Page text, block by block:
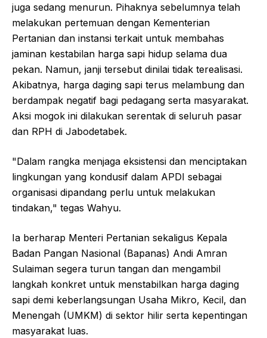
juga sedang menurun. Pihaknya sebelumnya telah
melakukan pertemuan dengan Kementerian
Pertanian dan instansi terkait untuk membahas
jaminan kestabilan harga sapi hidup selama dua
pekan. Namun, janji tersebut dinilai tidak terealisasi.
Akibatnya, harga daging sapi terus melambung dan
berdampak negatif bagi pedagang serta masyarakat.
Aksi mogok ini dilakukan serentak di seluruh pasar
dan RPH di Jabodetabek.
"Dalam rangka menjaga eksistensi dan menciptakan
lingkungan yang kondusif dalam APDI sebagai
organisasi dipandang perlu untuk melakukan
tindakan," tegas Wahyu.
Ia berharap Menteri Pertanian sekaligus Kepala
Badan Pangan Nasional (Bapanas) Andi Amran
Sulaiman segera turun tangan dan mengambil
langkah konkret untuk menstabilkan harga daging
sapi demi keberlangsungan Usaha Mikro, Kecil, dan
Menengah (UMKM) di sektor hilir serta kepentingan
masyarakat luas.